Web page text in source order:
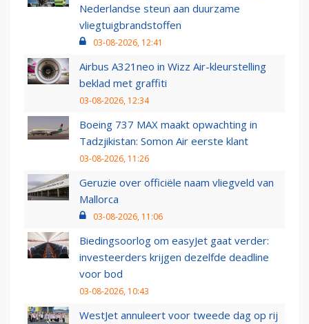
Nederlandse steun aan duurzame
vliegtuigbrandstoffen
03-08-2026, 12:41
Airbus A321neo in Wizz Air-kleurstelling
beklad met graffiti
03-08-2026, 12:34
Boeing 737 MAX maakt opwachting in
Tadzjikistan: Somon Air eerste klant
03-08-2026, 11:26
Geruzie over officiële naam vliegveld van
Mallorca
03-08-2026, 11:06
Biedingsoorlog om easyJet gaat verder:
investeerders krijgen dezelfde deadline
voor bod
03-08-2026, 10:43
WestJet annuleert voor tweede dag op rij